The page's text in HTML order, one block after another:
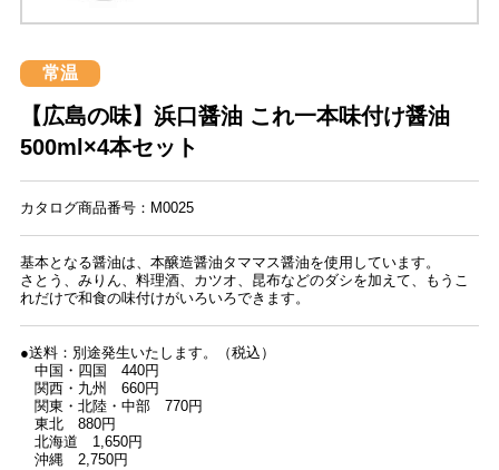
常温
【広島の味】浜口醤油 これ一本味付け醤油
500ml×4本セット
カタログ商品番号：M0025
基本となる醤油は、本醸造醤油タママス醤油を使用しています。
さとう、みりん、料理酒、カツオ、昆布などのダシを加えて、もうこ
れだけで和食の味付けがいろいろできます。
●送料：別途発生いたします。（税込）
中国・四国 440円
関西・九州 660円
関東・北陸・中部 770円
東北 880円
北海道 1,650円
沖縄 2,750円